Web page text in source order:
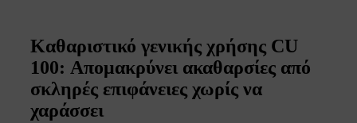
Καθαριστικό γενικής χρήσης CU
100: Απομακρύνει ακαθαρσίες από
σκληρές επιφάνειες χωρίς να
χαράσσει